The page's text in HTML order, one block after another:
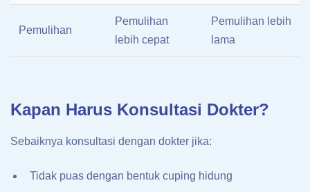
Pemulihan
Pemulihan
lebih cepat
Pemulihan lebih
lama
Kapan Harus Konsultasi Dokter?
Sebaiknya konsultasi dengan dokter jika:
Tidak puas dengan bentuk cuping hidung